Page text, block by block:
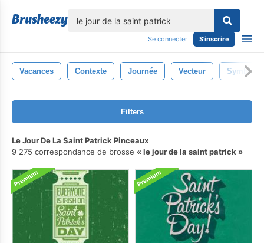
Se connecter S'inscrire
Vacances Contexte Journée Vecteur Symbole
Filters
Le Jour De La Saint Patrick Pinceaux
9 275 correspondance de brosse
le jour de la saint patrick